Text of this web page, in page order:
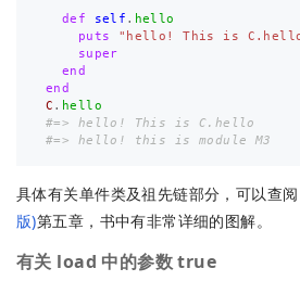
def self . hello
puts
"hello! This is
super
end
end
C . hello
#=> hello! This is C.hello
#=> hello! this is module M3
具体有关单件类及祖先链部分，可以查阅
版)第五章，书中有非常详细的图解。
有关 load 中的参数 true